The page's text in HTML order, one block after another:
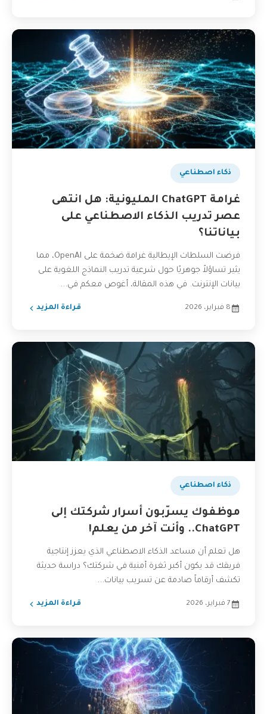
ذكاء اصطناعي
غرامة ChatGPT المليونية: هل انتهى
عصر تدريب الذكاء الاصطناعي على
بياناتنا؟
فرضت السلطات الإيطالية غرامة ضخمة على OpenAI، مما
يثير تساؤلاً جوهريًا حول شرعية تدريب النماذج اللغوية على
بيانات الإنترنت. في هذه المقالة، أغوص معكم في...
8 فبراير، 2026 قراءة المزيد
ذكاء اصطناعي
موظفوك يسرّبون أسرار شركتك إلى
ChatGPT.. وأنت آخر من يعلم!
هل تعلم أن مساعد الذكاء الاصطناعي الذي يعزز إنتاجية
فريقك قد يكون أكبر ثغرة أمنية في شركتك؟ دراسة حديثة
تكشف أرقاماً صادمة عن تسريب بيانات...
7 فبراير، 2026 قراءة المزيد